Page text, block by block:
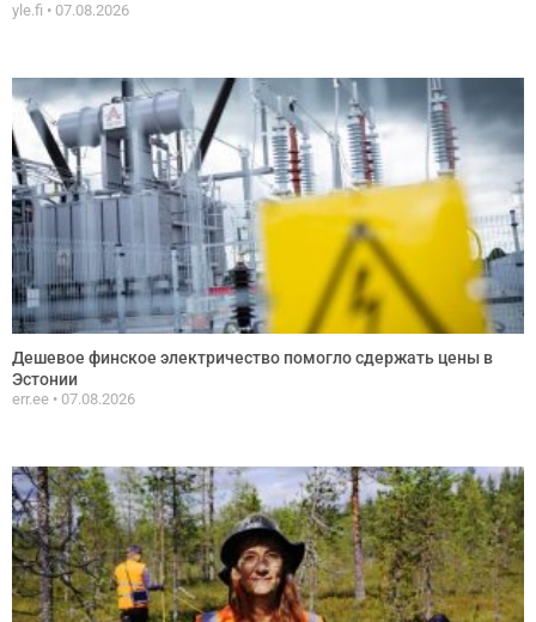
yle.fi 07.08.2026
Дешевое финское электричество помогло сдержать цены в
Эстонии
err.ee 07.08.2026